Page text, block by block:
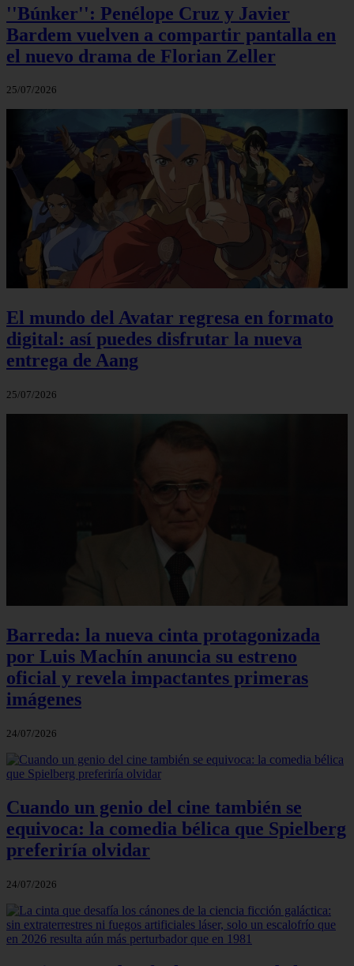
''Búnker'': Penélope Cruz y Javier
Bardem vuelven a compartir pantalla en
el nuevo drama de Florian Zeller
25/07/2026
El mundo del Avatar regresa en formato
digital: así puedes disfrutar la nueva
entrega de Aang
25/07/2026
Barreda: la nueva cinta protagonizada
por Luis Machín anuncia su estreno
oficial y revela impactantes primeras
imágenes
24/07/2026
Cuando un genio del cine también se
equivoca: la comedia bélica que Spielberg
preferiría olvidar
24/07/2026